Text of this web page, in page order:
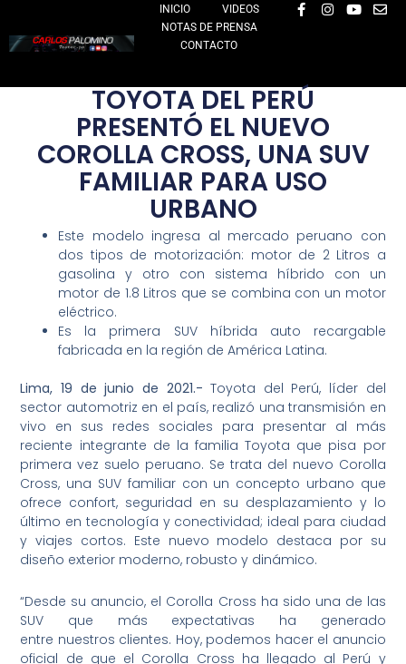
al
contenido
INICIO
VIDEOS
NOTAS DE PRENSA
CONTACTO
F
a
o
k
-
f
I
n
r
Y
o
e
E
n
p
TOYOTA DEL PERÚ
PRESENTÓ EL NUEVO
COROLLA CROSS, UNA SUV
FAMILIAR PARA USO
URBANO
Este modelo ingresa al mercado peruano con
dos tipos de motorización: motor de 2 Litros a
gasolina y otro con sistema híbrido con un
motor de 1.8 Litros que se combina con un motor
eléctrico.
Es la primera SUV híbrida auto recargable
fabricada en la región de América Latina.
Lima, 19 de junio de 2021.-Toyota del Perú, líder del
sector automotriz en el país, realizó una transmisión en
vivo en sus redes sociales para presentar al más
reciente integrante de la familia Toyota que pisa por
primera vez suelo peruano. Se trata del nuevo Corolla
Cross, una SUV familiar con un concepto urbano que
ofrece confort, seguridad en su desplazamiento y lo
último en tecnología y conectividad; ideal para ciudad
y viajes cortos. Este nuevo modelo destaca por su
diseño exterior moderno, robusto y dinámico.
“Desde su anuncio, el Corolla Cross ha sido una de las
SUV que más expectativas ha generado
entre nuestros clientes. Hoy, podemos hacer el anuncio
oficial de que el Corolla Cross ha llegado al Perú y